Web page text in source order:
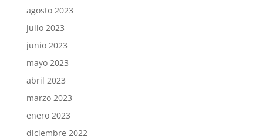
agosto 2023
julio 2023
junio 2023
mayo 2023
abril 2023
marzo 2023
enero 2023
diciembre 2022